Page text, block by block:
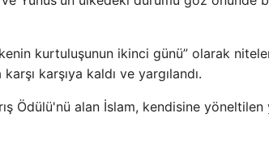
kurtuluşunun ikinci günü” olarak
karşıya kaldı ve yargılandı.
Ödülü'nü alan İslam, kendisine